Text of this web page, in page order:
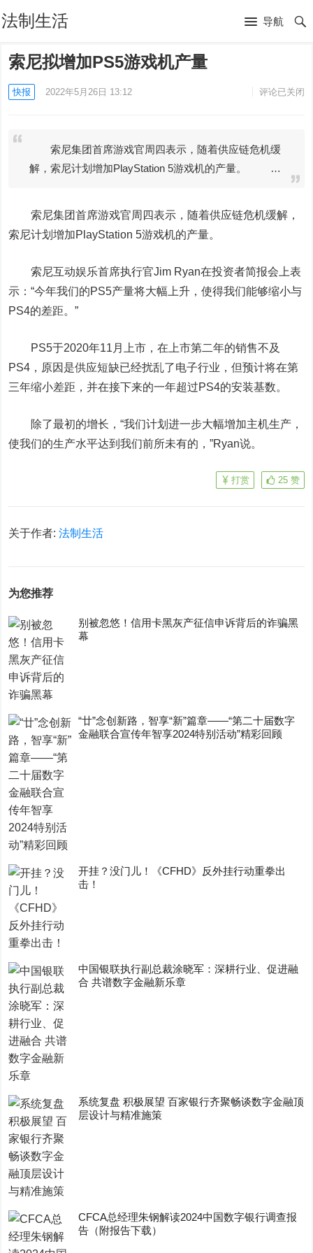
法制生活 导航
索尼拟增加PS5游戏机产量
快报 2022年5月26日 13:12 评论已关闭
索尼集团首席游戏官周四表示，随着供应链危机缓
解，索尼计划增加PlayStation 5游戏机的产量。 …
索尼集团首席游戏官周四表示，随着供应链危机缓解，
索尼计划增加PlayStation 5游戏机的产量。
索尼互动娱乐首席执行官Jim Ryan在投资者简报会上表
示：“今年我们的PS5产量将大幅上升，使得我们能够缩小与
PS4的差距。”
PS5于2020年11月上市，在上市第二年的销售不及
PS4，原因是供应短缺已经扰乱了电子行业，但预计将在第
三年缩小差距，并在接下来的一年超过PS4的安装基数。
除了最初的增长，“我们计划进一步大幅增加主机生产，
使我们的生产水平达到我们前所未有的，”Ryan说。
25 赞
打赏
关于作者:法制生活
为您推荐
别被忽悠！信用卡黑灰产征信申诉背后的诈骗黑
幕
“廿”念创新路，智享“新”篇章——“第二十届数字
金融联合宣传年智享2024特别活动”精彩回顾
开挂？没门儿！《CFHD》反外挂行动重拳出
击！
中国银联执行副总裁涂晓军：深耕行业、促进融
合 共谱数字金融新乐章
系统复盘 积极展望 百家银行齐聚畅谈数字金融顶
层设计与精准施策
CFCA总经理朱钢解读2024中国数字银行调查报
告（附报告下载）